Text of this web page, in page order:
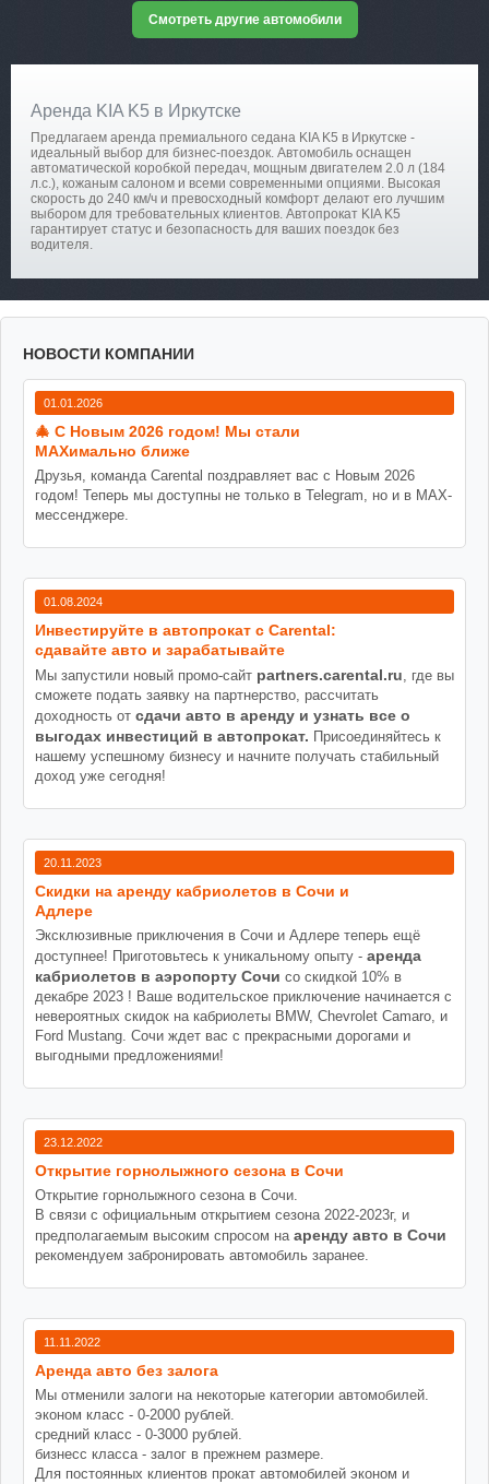
Смотреть другие автомобили
Аренда KIA K5 в Иркутске
Предлагаем аренда премиального седана KIA K5 в Иркутске -
идеальный выбор для бизнес-поездок. Автомобиль оснащен
автоматической коробкой передач, мощным двигателем 2.0 л (184
л.с.), кожаным салоном и всеми современными опциями. Высокая
скорость до 240 км/ч и превосходный комфорт делают его лучшим
выбором для требовательных клиентов. Автопрокат KIA K5
гарантирует статус и безопасность для ваших поездок без
водителя.
НОВОСТИ КОМПАНИИ
01.01.2026
🎄 С Новым 2026 годом! Мы стали
MAXимально ближе
Друзья, команда Carental поздравляет вас с Новым 2026
годом! Теперь мы доступны не только в Telegram, но и в MAX-
мессенджере.
01.08.2024
Инвестируйте в автопрокат с Carental:
сдавайте авто и зарабатывайте
Мы запустили новый промо-сайт partners.carental.ru, где вы
сможете подать заявку на партнерство, рассчитать
доходность от сдачи авто в аренду и узнать все о
выгодах инвестиций в автопрокат. Присоединяйтесь к
нашему успешному бизнесу и начните получать стабильный
доход уже сегодня!
20.11.2023
Cкидки на аренду кабриолетов в Сочи и
Адлере
Эксклюзивные приключения в Сочи и Адлере теперь ещё
доступнее! Приготовьтесь к уникальному опыту - аренда
кабриолетов в аэропорту Сочи со скидкой 10% в
декабре 2023 ! Ваше водительское приключение начинается с
невероятных скидок на кабриолеты BMW, Chevrolet Camaro, и
Ford Mustang. Сочи ждет вас с прекрасными дорогами и
выгодными предложениями!
23.12.2022
Открытие горнолыжного сезона в Сочи
Открытие горнолыжного сезона в Сочи.
В связи с официальным открытием сезона 2022-2023г, и
предполагаемым высоким спросом на аренду авто в Сочи
рекомендуем забронировать автомобиль заранее.
11.11.2022
Аренда авто без залога
Мы отменили залоги на некоторые категории автомобилей.
эконом класс - 0-2000 рублей.
средний класс - 0-3000 рублей.
бизнесс класса - залог в прежнем размере.
Для постоянных клиентов прокат автомобилей эконом и